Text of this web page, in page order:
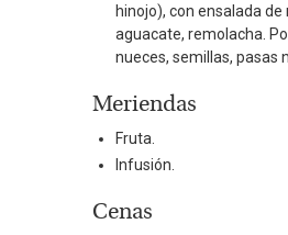
hinojo), con ensalada de
aguacate, remolacha.
nueces, semillas, pasas
Meriendas
Fruta.
Infusión.
Cenas